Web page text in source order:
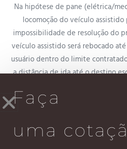
Na hipótese de pane (elétrica/
locomoção do veículo
impossibilidade de resolução do
veículo assistido será rebocado
usuário dentro do limite
a distância de ida até o destino
quilometragem excedente de ida
evento ocorra fora do horário
feriados, o veículo deverá ser
usuário, tendo outra utilização
Faça
uma